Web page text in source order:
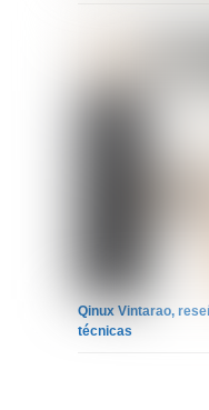
Qinux Vintarao,
técnicas